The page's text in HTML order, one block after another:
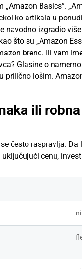
„Amazon Basics”.
artikala u
navodno izgradio
što su „Amazon
brend. Ili vam
Glasine o
prilično lošim.
ili
često raspravlja:
cenu,